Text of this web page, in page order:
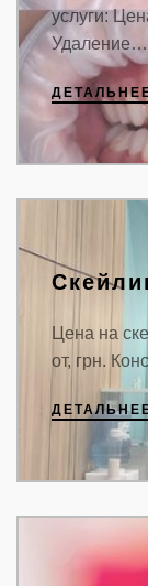
услуги:
Удаление…
Цена на
от, грн.